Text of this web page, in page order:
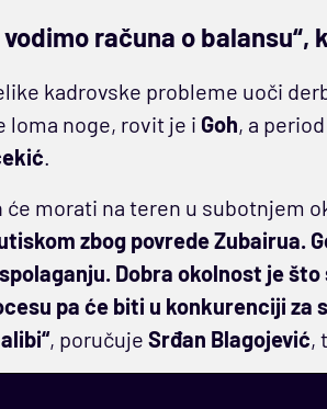
vodimo računa o balansu“,
kadrovske probleme uoči
loma noge, rovit je i Goh, a
.
će morati na teren u subotnjem
zbog povrede Zubairua.
Dobra okolnost je
pa će biti u konkurenciji za
, poručuje Srđan Blagojević,